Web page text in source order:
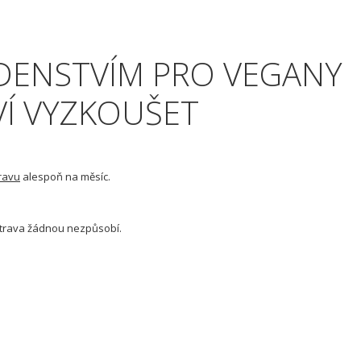
PRO VEGANY
VYZKOUŠET
alespoň na měsíc.
žádnou nezpůsobí.